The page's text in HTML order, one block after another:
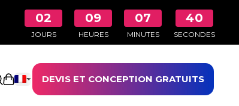
02
JOURS
09
HEURES
07
MINUTES
39
SECONDES
Ouvrir le panierDEVIS ET CONCEPTION GRATUITS